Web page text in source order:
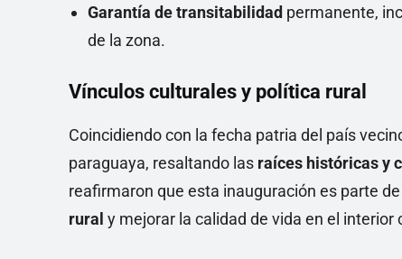
Garantía de transitabilidad permanente,
de la zona.
Vínculos culturales y política rural
Coincidiendo con la fecha patria del país
paraguaya, resaltando las raíces históricas y
reafirmaron que esta inauguración es parte
rural y mejorar la calidad de vida en el interior